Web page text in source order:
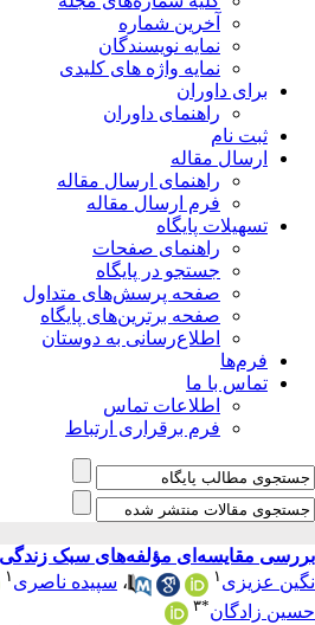
آخرین شماره
نمایه نویسندگان
نمایه واژه های کلیدی
برای داوران
راهنمای داوران
ثبت نام
ارسال مقاله
راهنمای ارسال مقاله
فرم ارسال مقاله
تسهیلات پایگاه
راهنمای صفحات
جستجو در پایگاه
صفحه پرسش‌های متداول
صفحه برترین‌های پایگاه
اطلاع‌رسانی به دوستان
فرم‌ها
تماس با ما
اطلاعات تماس
فرم برقراری ارتباط
بررسی مقایسه‌ای مؤلفه‌های سبک زندگی
نگین عزیزی ۱ ، سپیده ناصری ۱
حسین زادگان*۳